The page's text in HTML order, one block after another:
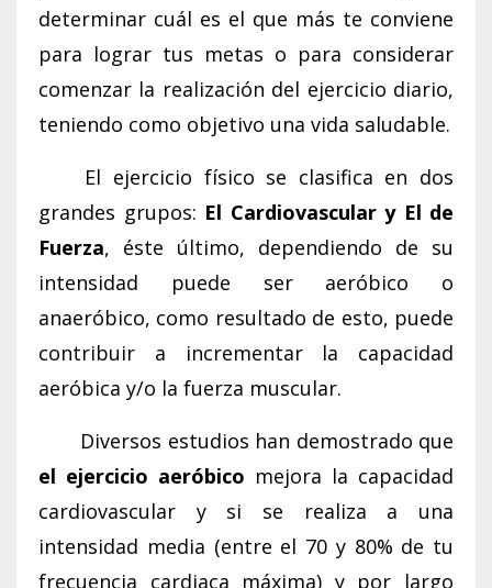
determinar cuál es el que más te conviene
para lograr tus metas o para considerar
comenzar la realización del ejercicio diario,
teniendo como objetivo una vida saludable.
El ejercicio físico se clasifica en dos
grandes grupos: El Cardiovascular y El de
Fuerza, éste último, dependiendo de su
intensidad puede ser aeróbico o
anaeróbico, como resultado de esto, puede
contribuir a incrementar la capacidad
aeróbica y/o la fuerza muscular.
Diversos estudios han demostrado que
el ejercicio aeróbico mejora la capacidad
cardiovascular y si se realiza a una
intensidad media (entre el 70 y 80% de tu
frecuencia cardiaca máxima) y por largo